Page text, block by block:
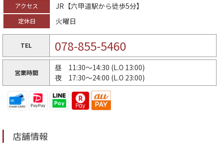
アクセス JR【六甲道駅から徒歩5分】
定休日 火曜日
TEL 078-855-5460
営業時間
昼 11:30～14:30 (L.O 13:00)
夜 17:30～24:00 (L.O 23:00)
店舗情報